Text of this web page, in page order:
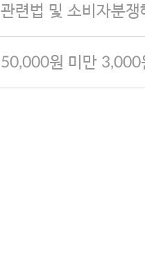
관련법 및 소비자분
50,000원 미만 3,000